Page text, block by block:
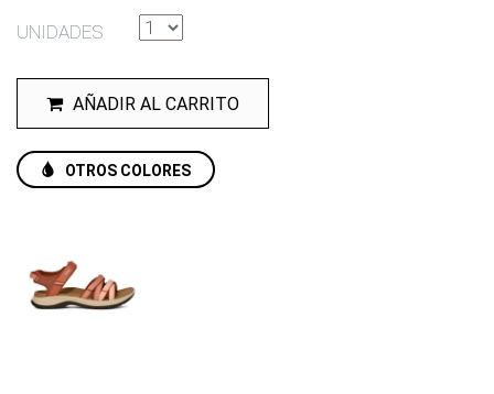
UNIDADES
AÑADIR AL CARRITO
OTROS COLORES